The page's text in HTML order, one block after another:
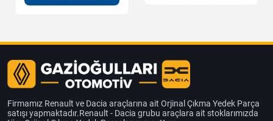
Firmamız Renault ve Dacia araçlarına ait Orjinal Çıkma Yedek Parça
satışı yapmaktadır.Renault - Dacia grubu araçlara ait stoklarımızda